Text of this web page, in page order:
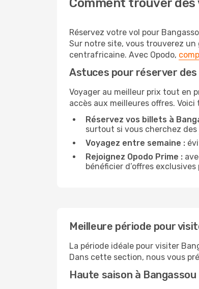
Comment trouver des
Réservez votre vol pour
Sur notre site, vous trouverez un
centrafricaine. Avec Opodo,
Astuces pour réserver
Voyager au meilleur prix tout en
accès aux meilleures offres.
Réservez vos billets à
surtout si vous cherchez des
Voyagez entre semaine :
Rejoignez Opodo Prime :
bénéficier d’offres
Meilleure période pour
La période idéale pour visiter
Dans cette section, nous vous
Haute saison à Bangassou